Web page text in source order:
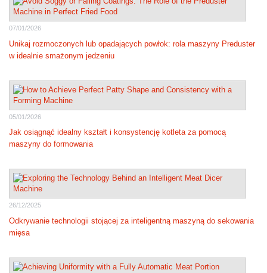
07/01/2026
Unikaj rozmoczonych lub opadających powłok: rola maszyny Preduster
w idealnie smażonym jedzeniu
05/01/2026
Jak osiągnąć idealny kształt i konsystencję kotleta za pomocą
maszyny do formowania
26/12/2025
Odkrywanie technologii stojącej za inteligentną maszyną do sekowania
mięsa